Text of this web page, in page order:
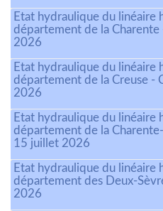
Etat hydraulique du linéaire
département de la
2026
Etat hydraulique du linéaire
département de la Creuse -
2026
Etat hydraulique du linéaire
département de la
15 juillet 2026
Etat hydraulique du linéaire
département des Deux-
2026